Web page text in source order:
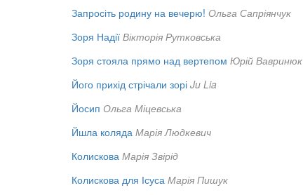
Запросіть родину на вечерю! Ольга Сапріянчук
Зоря Надії Вікторія Рутковська
Зоря стояла прямо над вертепом Юрій Вавринюк
Його прихід стрічали зорі Ju Lia
Йосип Ольга Міцевська
Йшла коляда Марія Людкевич
Колискова Марія Звірід
Колискова для Ісуса Марія Пишук